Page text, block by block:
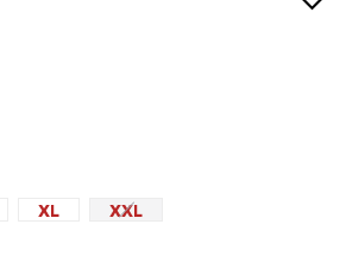
XL XXL